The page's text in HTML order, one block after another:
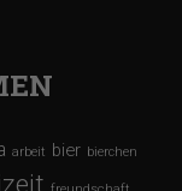
arbeit bier bierchen